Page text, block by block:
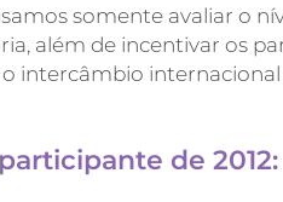
somente avaliar o
além de incentivar os
intercâmbio
de 2012: